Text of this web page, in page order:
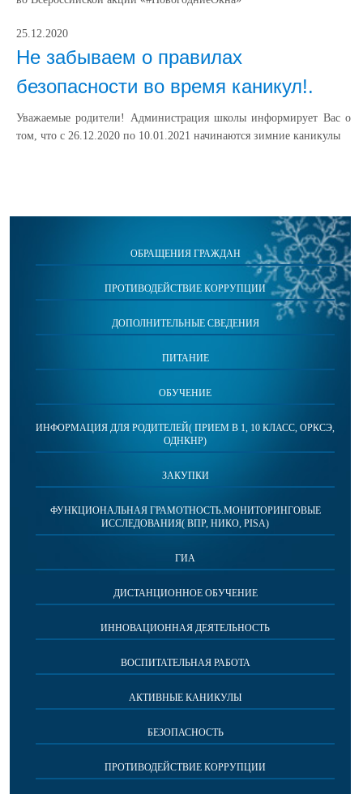
25.12.2020
Не забываем о правилах
безопасности во время каникул!.
Уважаемые родители! Администрация школы информирует Вас о
том, что с 26.12.2020 по 10.01.2021 начинаются зимние каникулы
ОБРАЩЕНИЯ ГРАЖДАН
ПРОТИВОДЕЙСТВИЕ КОРРУПЦИИ
ДОПОЛНИТЕЛЬНЫЕ СВЕДЕНИЯ
ПИТАНИЕ
ОБУЧЕНИЕ
ИНФОРМАЦИЯ ДЛЯ РОДИТЕЛЕЙ( ПРИЕМ В 1, 10 КЛАСС, ОРКСЭ,
ОДНКНР)
ЗАКУПКИ
ФУНКЦИОНАЛЬНАЯ ГРАМОТНОСТЬ.МОНИТОРИНГОВЫЕ
ИССЛЕДОВАНИЯ( ВПР, НИКО, PISA)
ГИА
ДИСТАНЦИОННОЕ ОБУЧЕНИЕ
ИННОВАЦИОННАЯ ДЕЯТЕЛЬНОСТЬ
ВОСПИТАТЕЛЬНАЯ РАБОТА
АКТИВНЫЕ КАНИКУЛЫ
БЕЗОПАСНОСТЬ
ПРОТИВОДЕЙСТВИЕ КОРРУПЦИИ